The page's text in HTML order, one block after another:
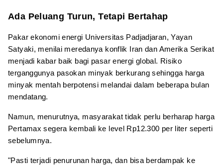
Ada Peluang Turun, Tetapi Bertahap
Pakar ekonomi energi Universitas Padjadjaran, Yayan
Satyaki, menilai meredanya konflik Iran dan Amerika Serikat
menjadi kabar baik bagi pasar energi global. Risiko
terganggunya pasokan minyak berkurang sehingga harga
minyak mentah berpotensi melandai dalam beberapa bulan
mendatang.
Namun, menurutnya, masyarakat tidak perlu berharap harga
Pertamax segera kembali ke level Rp12.300 per liter seperti
sebelumnya.
"Pasti terjadi penurunan harga, dan bisa berdampak ke